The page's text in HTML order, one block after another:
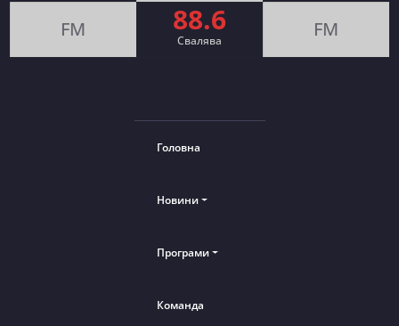
FM 88.6
Cвалява FM
Головна
Новини
Програми
Команда